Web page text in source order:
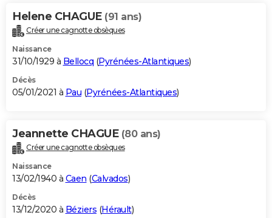
Helene CHAGUE (91 ans)
Créer une cagnotte obsèques
Naissance
31/10/1929 à Bellocq (Pyrénées-Atlantiques)
Décès
05/01/2021 à Pau (Pyrénées-Atlantiques)
Jeannette CHAGUE (80 ans)
Créer une cagnotte obsèques
Naissance
13/02/1940 à Caen (Calvados)
Décès
13/12/2020 à Béziers (Hérault)